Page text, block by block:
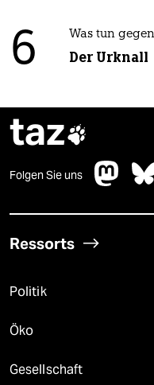
6 Was tun
Der Urknall
taz
Folgen Sie uns
Ressorts
Politik
Öko
Gesellschaft